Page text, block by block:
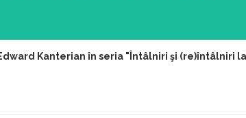
Kanterian în seria "Întâlniri şi (re)întâlniri la